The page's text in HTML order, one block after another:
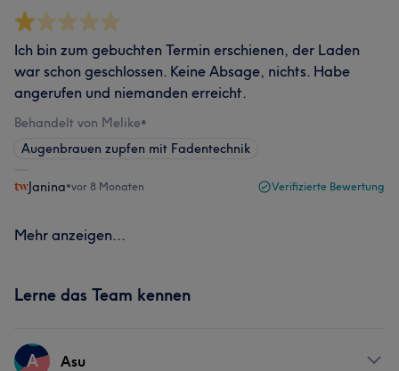
Ich bin zum gebuchten Termin erschienen, der Laden
war schon geschlossen. Keine Absage, nichts. Habe
angerufen und niemanden erreicht.
Behandelt von Melike•
Augenbrauen zupfen mit Fadentechnik
Janina•vor 8 Monaten Verifizierte Bewertung
Mehr anzeigen...
Lerne das Team kennen
A Asu